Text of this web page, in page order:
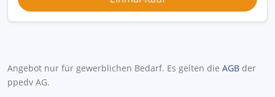
Angebot nur für gewerblichen Bedarf. Es gelten die AGB der
ppedv AG.